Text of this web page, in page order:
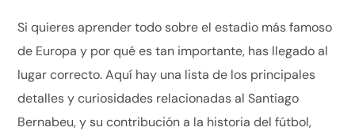
Si quieres aprender todo sobre el estadio más famoso
de Europa y por qué es tan importante, has llegado al
lugar correcto. Aquí hay una lista de los principales
detalles y curiosidades relacionadas al Santiago
Bernabeu, y su contribución a la historia del fútbol,